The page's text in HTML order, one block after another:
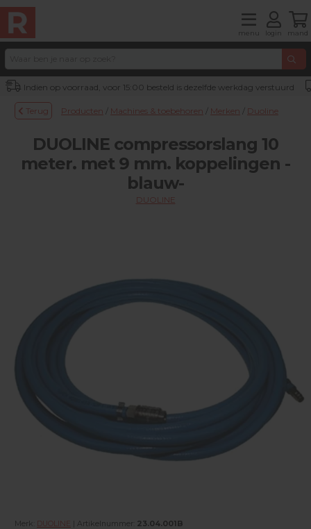
menu login mand
Indien op voorraad, voor 15:00 besteld is dezelfde werkdag verstuurd
Terug Producten / Machines & toebehoren / Merken / Duoline
DUOLINE compressorslang 10
meter. met 9 mm. koppelingen -
blauw-
DUOLINE
Merk: DUOLINE | Artikelnummer: 23.04.001B